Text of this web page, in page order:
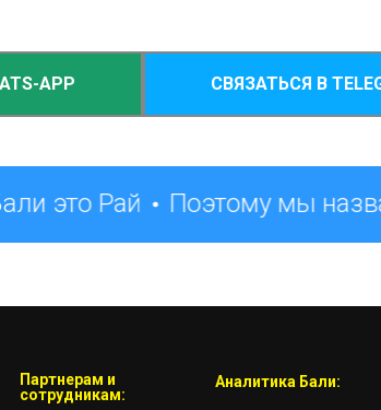
APP СВЯЗАТЬСЯ В
это Рай Поэтому мы
Партнерам и
сотрудникам:
Аналитика Бали: